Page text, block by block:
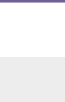
淨✨ Step 2：化妝
妝服貼度直接升
時候，先檢查肌